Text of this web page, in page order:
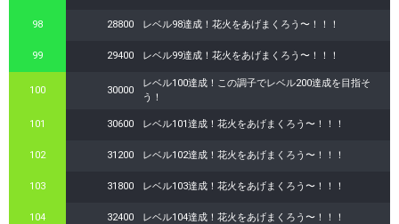
98 28800 レベル98達成！花火をあげまくろう〜！！！
99 29400 レベル99達成！花火をあげまくろう〜！！！
100 30000
レベル100達成！この調子でレベル200達成を目指そ
う！
101 30600 レベル101達成！花火をあげまくろう〜！！！
102 31200 レベル102達成！花火をあげまくろう〜！！！
103 31800 レベル103達成！花火をあげまくろう〜！！！
104 32400 レベル104達成！花火をあげまくろう〜！！！